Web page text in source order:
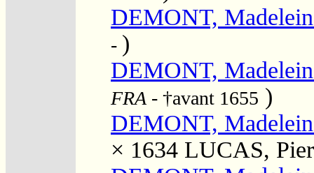
DEMONT,
- )
DEMONT,
FRA - †avant 1655 )
DEMONT,
× 1634 LUCAS,